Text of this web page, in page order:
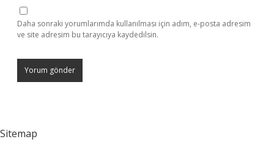
Daha sonraki yorumlarımda kullanılması için adım, e-posta adresim
ve site adresim bu tarayıcıya kaydedilsin.
Sitemap